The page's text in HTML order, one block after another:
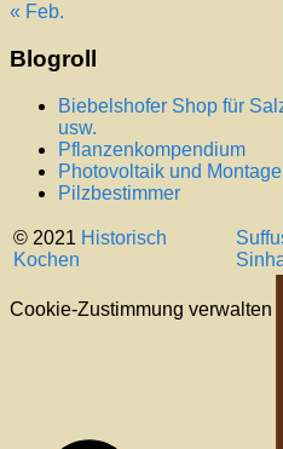
« Feb.
Blogroll
Biebelshofer Shop für
usw.
Pflanzenkompendium
Photovoltaik und
Pilzbestimmer
© 2021 Historisch
Kochen
Cookie-Zustimmung verwalten